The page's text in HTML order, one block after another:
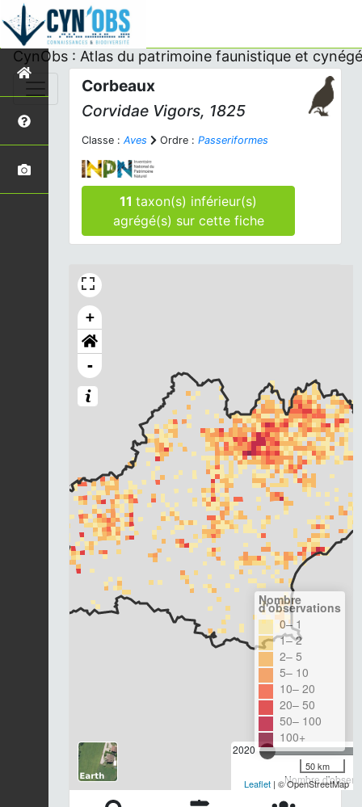
CynObs : Atlas du patrimoine faunistique et
Corbeaux
Corvidae Vigors, 1825
Classe : Aves Ordre : Passeriformes
11taxon(s) inférieur(s)
agrégé(s) sur cette fiche
+
-
2020
Nombre
Nombre
d'observations
0– 1
1– 2
2– 5
5– 10
10– 20
20– 50
50– 100
100+
50 km
Leaflet | © OpenStreetMap